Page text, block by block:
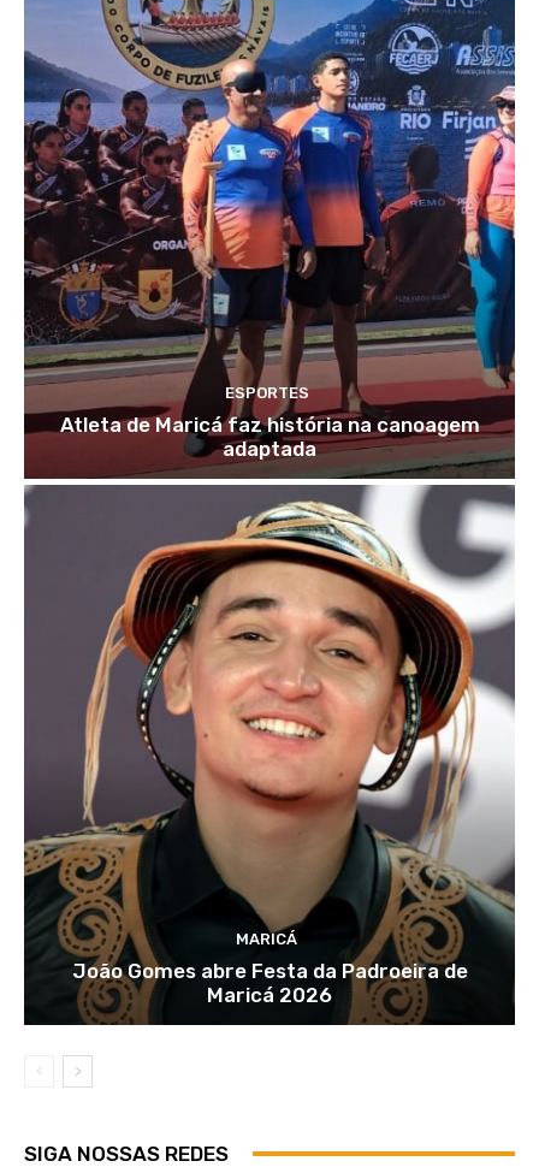
ESPORTES
Atleta de Maricá faz história na canoagem
adaptada
MARICÁ
João Gomes abre Festa da Padroeira de
Maricá 2026
SIGA NOSSAS REDES